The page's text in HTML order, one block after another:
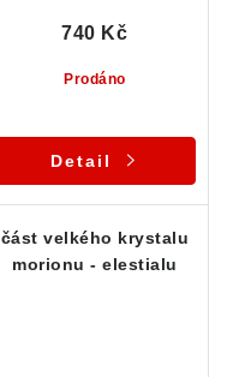
Prodáno
740 Kč
Detail
část velkého krystalu
morionu - elestialu